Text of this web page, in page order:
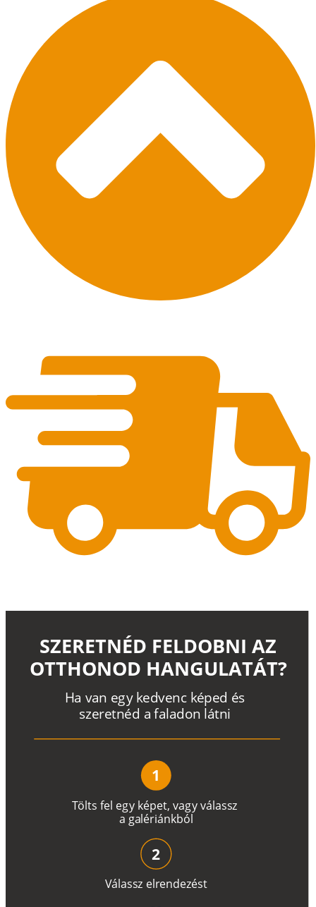
Tölts fel egy képet, vagyválassz
a galériánkból
Ha van egy kedvenc képed és
szeretnéd a faladon látni
SZERETNÉD FELDOBNI AZ
OTTHONOD HANGULATÁT?
1
Válassz elrendezést
2